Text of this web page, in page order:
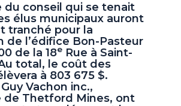
du conseil qui se tenait
élus municipaux auront
tranché pour la
de l’édifice Bon-Pasteur
de la 18e Rue à Saint-
total, le coût des
à 803 675 $.
Vachon inc.,
de Thetford Mines, ont